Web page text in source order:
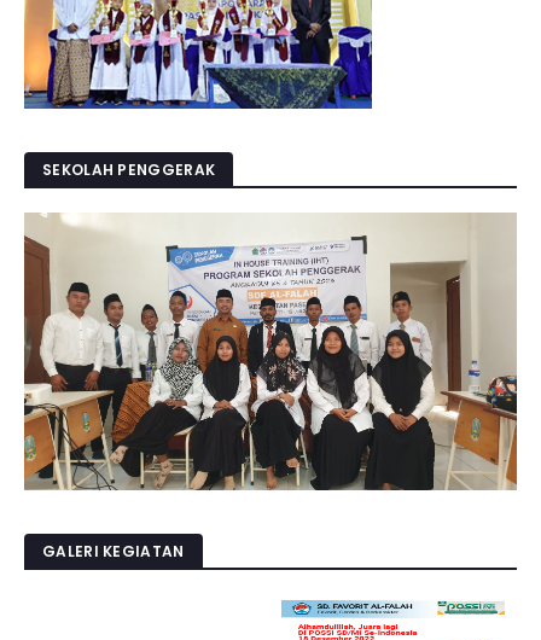
SEKOLAH PENGGERAK
GALERI KEGIATAN